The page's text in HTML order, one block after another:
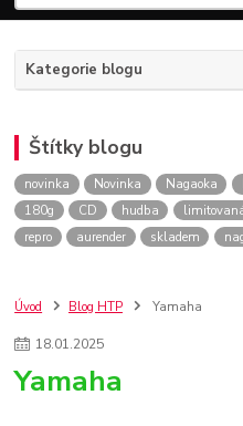
Kategorie blogu
Štítky blogu
novinka Novinka Nagaoka
180g
CD hudba
repro
aurender skladem
Úvod Blog HTP Yamaha
18.01.2025
Yamaha